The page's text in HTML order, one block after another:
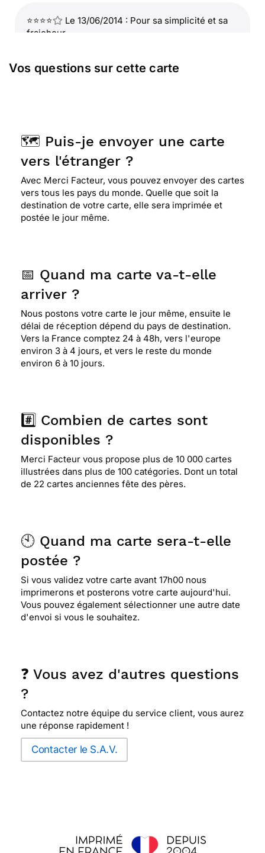
⭐⭐⭐⭐
Le 13/06/2014 : Pour sa simplicité et sa
fraicheur
⭐⭐⭐⭐
Le 13/06/2013 : J'aime les cartes styles
Le 10/06/2013 : Parce qu'elle plaira sans
aucun doute à mon papa (89 ans)
Vos questions sur cette carte
🗺️ Puis-je envoyer une carte
vers l'étranger ?
Avec Merci Facteur, vous pouvez envoyer des cartes
vers tous les pays du monde. Quelle que soit la
destination de votre carte, elle sera imprimée et
postée le jour même.
📅 Quand ma carte va-t-elle
arriver ?
Nous postons votre carte le jour même, ensuite le
délai de réception dépend du pays de destination.
Vers la France comptez 24 à 48h, vers l'europe
environ 3 à 4 jours, et vers le reste du monde
environ 6 à 10 jours.
#️⃣ Combien de cartes sont
disponibles ?
Merci Facteur vous propose plus de 10 000 cartes
illustrées dans plus de 100 catégories. Dont un total
de 22 cartes anciennes fête des pères.
🕙 Quand ma carte sera-t-elle
postée ?
Si vous validez votre carte avant 17h00 nous
imprimerons et posterons votre carte aujourd'hui.
Vous pouvez également sélectionner une autre date
d'envoi si vous le souhaitez.
❓ Vous avez d'autres questions
?
Contactez notre équipe du service client, vous aurez
une réponse rapidement !
Contacter le S.A.V.